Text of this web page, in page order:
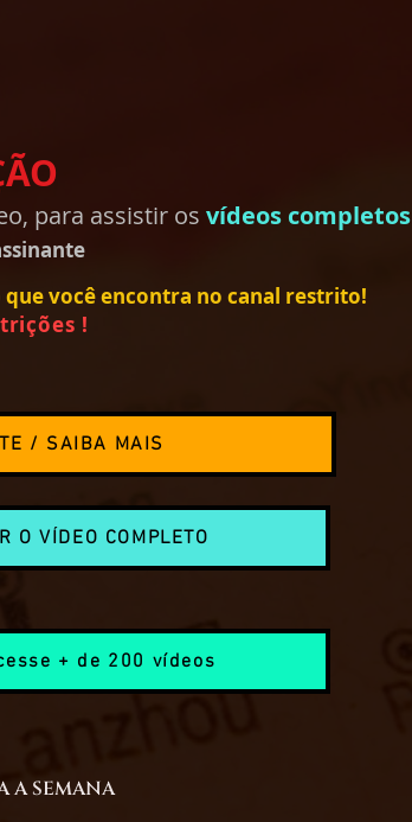
para assistir os vídeos completos
que você encontra no canal restrito!
!
/ SAIBA MAIS
O VÍDEO COMPLETO
+ de 200 vídeos
A SEMANA